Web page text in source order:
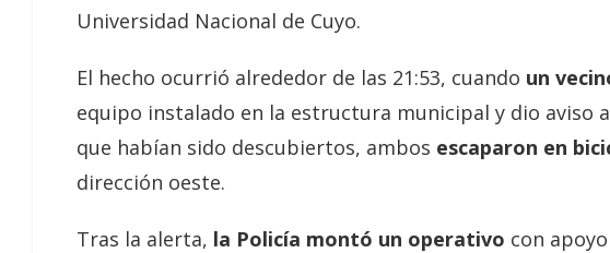
Universidad Nacional de Cuyo.
El hecho ocurrió alrededor de las 21:53, cuando un
equipo instalado en la estructura municipal y dio aviso
que habían sido descubiertos, ambos escaparon en
dirección oeste.
Tras la alerta, la Policía montó un operativo con